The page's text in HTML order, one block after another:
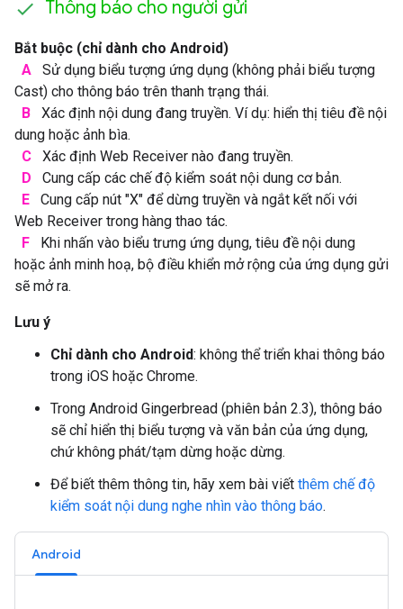
Thông báo cho người gửi
Bắt buộc (chỉ dành cho Android)
A
Sử dụng biểu tượng ứng dụng (không phải biểu tượng
Cast) cho thông báo trên thanh trạng thái.
B
Xác định nội dung đang truyền. Ví dụ: hiển thị tiêu đề nội
dung hoặc ảnh bìa.
C
Xác định Web Receiver nào đang truyền.
D
Cung cấp các chế độ kiểm soát nội dung cơ bản.
E
Cung cấp nút "X" để dừng truyền và ngắt kết nối với
Web Receiver trong hàng thao tác.
F
Khi nhấn vào biểu trưng ứng dụng, tiêu đề nội dung
hoặc ảnh minh hoạ, bộ điều khiển mở rộng của ứng dụng gửi
sẽ mở ra.
Lưu ý
Chỉ dành cho Android: không thể triển khai thông báo
trong iOS hoặc Chrome.
Trong Android Gingerbread (phiên bản 2.3), thông báo
sẽ chỉ hiển thị biểu tượng và văn bản của ứng dụng,
chứ không phát/tạm dừng hoặc dừng.
Để biết thêm thông tin, hãy xem bài viết thêm chế độ
kiểm soát nội dung nghe nhìn vào thông báo.
Android